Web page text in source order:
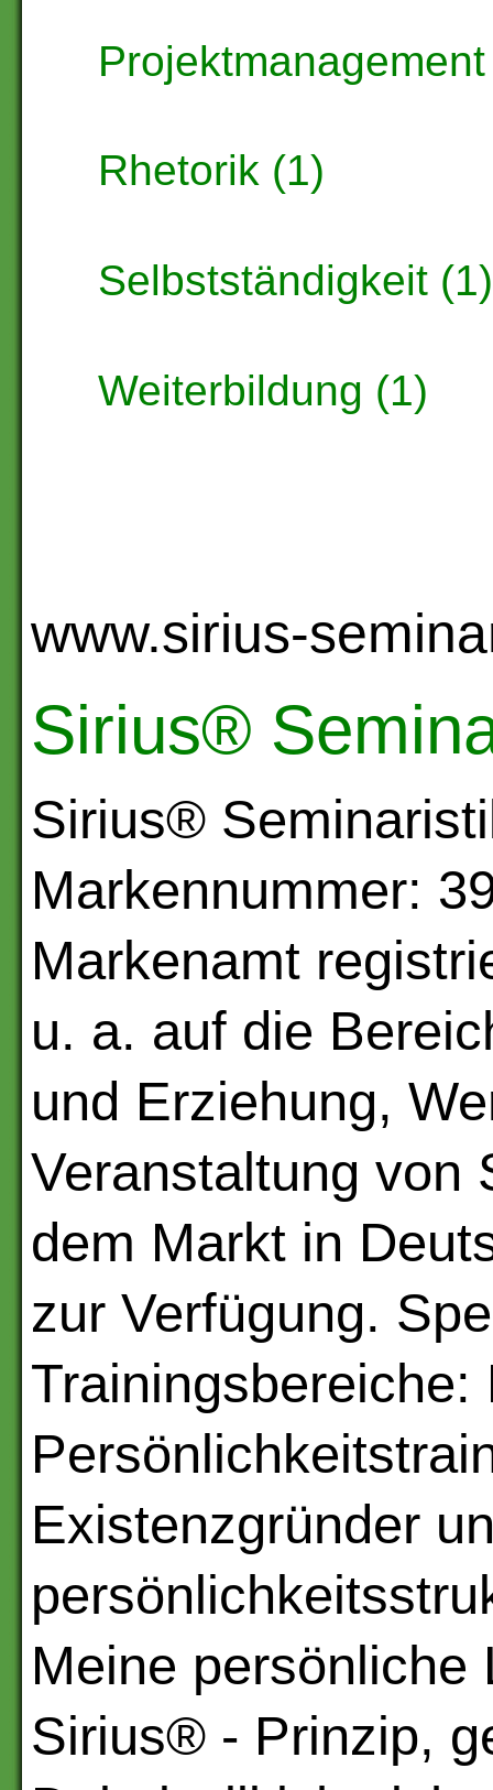
Rhetorik (1)
Selbstständigkeit (1)
Weiterbildung (1)
www.sirius-
Sirius®
Sirius®
Markennummer:
Markenamt
u. a. auf die
und Erziehung,
Veranstaltung von
dem Markt in
zur Verfügung.
Existenzgründer
Meine
Sirius® - Prinzip,